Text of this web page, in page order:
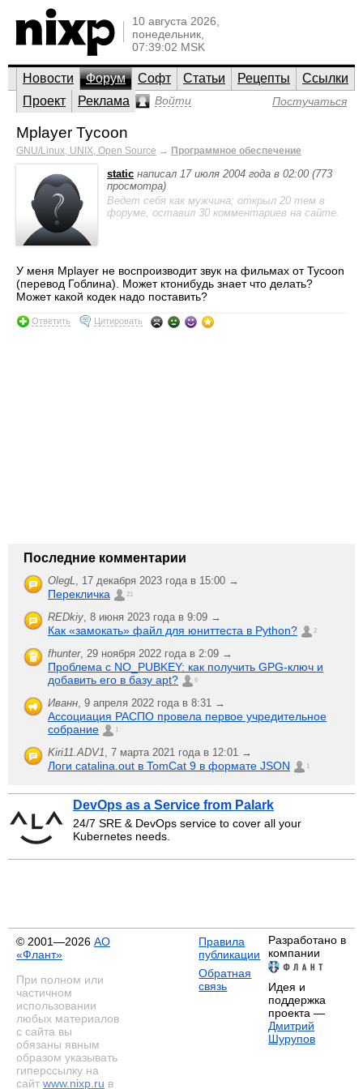
10 августа 2026,
понедельник,
07:39:02 MSK
Новости Форум Софт Статьи Рецепты
Ссылки
Проект
Реклама Войти Постучаться
Mplayer Tycoon
GNU/Linux, UNIX, Open Source → Программное обеспечение
static написал 17 июля 2004 года в 02:00 (773
просмотра)
Ведет себя как мужчина; открыл 20 тем в
форуме, оставил 30 комментариев на сайте.
У меня Mplayer не воспроизводит звук на фильмах от Tycoon
(перевод Гоблина). Может ктонибудь знает что делать?
Может какой кодек надо поставить?
Ответить Цитировать
Последние комментарии
OlegL, 17 декабря 2023 года в 15:00 →
Перекличка 21
REDkiy, 8 июня 2023 года в 9:09 →
Как «замокать» файл для юниттеста в Python? 2
fhunter, 29 ноября 2022 года в 2:09 →
Проблема с NO_PUBKEY: как получить GPG-ключ и
добавить его в базу apt?
6
Иванн, 9 апреля 2022 года в 8:31 →
Ассоциация РАСПО провела первое учредительное
собрание
1
Kiri11.ADV1, 7 марта 2021 года в 12:01 →
Логи catalina.out в TomCat 9 в формате JSON 1
DevOps as a Service from Palark
24/7 SRE & DevOps service to cover all your
Kubernetes needs.
© 2001—2026 АО
«Флант»
При полном или
частичном
использовании
любых материалов
с сайта вы
обязаны явным
образом указывать
гиперссылку на
сайт www.nixp.ru в
Правила
публикации
Обратная
связь
Разработано в
компании
Идея и
поддержка
проекта —
Дмитрий
Шурупов